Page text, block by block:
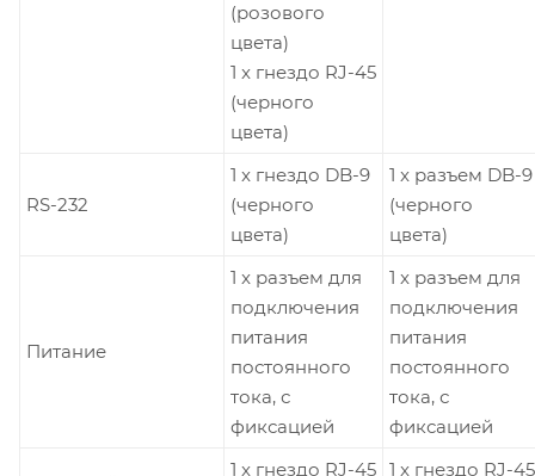
(розового
цвета)
1 x гнездо RJ-45
(черного
цвета)
RS-232
1 x гнездо DB-9
(черного
цвета)
1 x разъем DB-9
(черного
цвета)
Питание
1 x разъем для
подключения
питания
постоянного
тока, с
фиксацией
1 x разъем для
подключения
питания
постоянного
тока, с
фиксацией
1 x гнездо RJ-45 1 x гнездо RJ-45